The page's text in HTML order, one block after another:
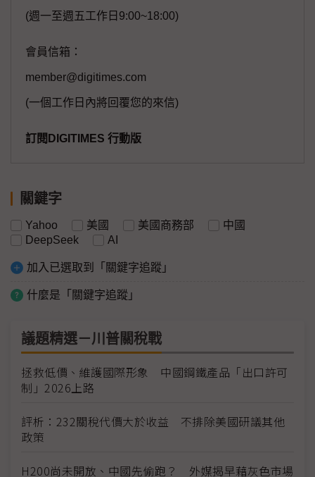
(週一至週五工作日9:00~18:00)
會員信箱：
member@digitimes.com
(一個工作日內將回覆您的來信)
訂閱DIGITIMES 行動版
關鍵字
Yahoo 美國 美國商務部
中國
DeepSeek
AI
加入已選取到「關鍵字追蹤」
什麼是「關鍵字追蹤」
議題精選－川普關稅戰
拯救低價、維護國際形象 中國鋼鐵產品「出口許可
制」2026上路
評析：232關稅代價大於收益 不排除美國研議其他
政策
H200尚未開放、中國先偷跑？ 外媒揭早藉灰色市場